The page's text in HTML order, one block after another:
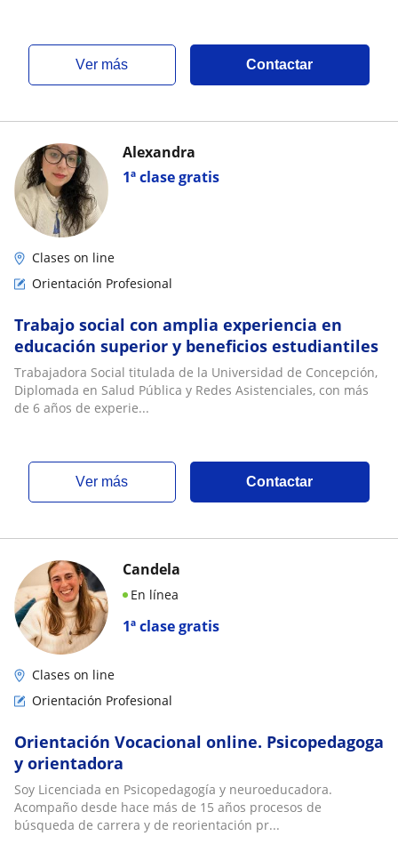
ver más Contactar
1ª clase gratis
Alexandra
Clases on line
Orientación Profesional
Trabajo social con amplia experiencia en
educación superior y beneficios estudiantiles
Trabajadora Social titulada de la Universidad de Concepción,
Diplomada en Salud Pública y Redes Asistenciales, con más
de 6 años de experie...
ver más Contactar
1ª clase gratis
Candela
En línea
Clases on line
Orientación Profesional
Orientación Vocacional online. Psicopedagoga
y orientadora
Soy Licenciada en Psicopedagogía y neuroeducadora.
Acompaño desde hace más de 15 años procesos de
búsqueda de carrera y de reorientación pr...